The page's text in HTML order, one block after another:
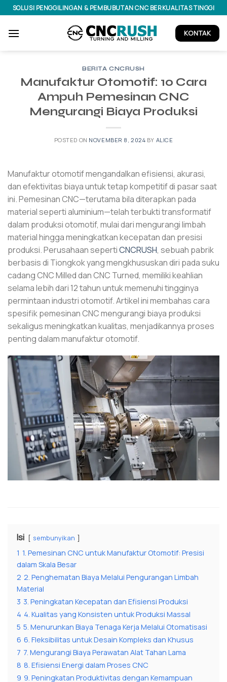
Skip
to
content
SOLUSI PENGGILINGAN & PEMBUBUTAN CNC BERKUALITAS TINGGI
KONTAK
BERITA CNCRUSH
Manufaktur Otomotif: 10 Cara
Ampuh Pemesinan CNC
Mengurangi Biaya Produksi
POSTED ON NOVEMBER 8, 2024 BY ALICE
Manufaktur otomotif mengandalkan efisiensi, akurasi,
dan efektivitas biaya untuk tetap kompetitif di pasar saat
ini. Pemesinan CNC—terutama bila diterapkan pada
material seperti aluminium—telah terbukti transformatif
dalam produksi otomotif, mulai dari mengurangi limbah
material hingga meningkatkan kecepatan dan presisi
produksi. Perusahaan sepertiCNCRUSH, sebuah pabrik
berbasis di Tiongkok yang mengkhususkan diri pada suku
cadang CNC Milled dan CNC Turned, memiliki keahlian
selama lebih dari 12 tahun untuk memenuhi tingginya
permintaan industri otomotif. Artikel ini membahas cara
spesifik pemesinan CNC mengurangi biaya produksi
sekaligus meningkatkan kualitas, menjadikannya proses
penting dalam manufaktur otomotif.
Isi sembunyikan
1 1. Pemesinan CNC untuk Manufaktur Otomotif: Presisi
dalam Skala Besar
2 2. Penghematan Biaya Melalui Pengurangan Limbah
Material
3 3. Peningkatan Kecepatan dan Efisiensi Produksi
4 4. Kualitas yang Konsisten untuk Produksi Massal
5 5. Menurunkan Biaya Tenaga Kerja Melalui Otomatisasi
6 6. Fleksibilitas untuk Desain Kompleks dan Khusus
7 7. Mengurangi Biaya Perawatan Alat Tahan Lama
8 8. Efisiensi Energi dalam Proses CNC
9 9. Peningkatan Produktivitas dengan Kemampuan